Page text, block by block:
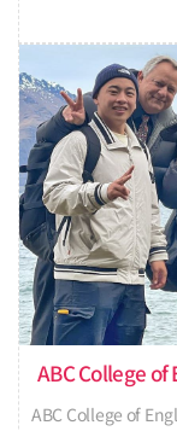
ABC College of
ABC College of